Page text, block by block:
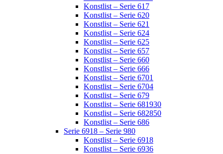
Konstlist – Serie 617
Konstlist – Serie 620
Konstlist – Serie 621
Konstlist – Serie 624
Konstlist – Serie 625
Konstlist – Serie 657
Konstlist – Serie 660
Konstlist – Serie 666
Konstlist – Serie 6701
Konstlist – Serie 6704
Konstlist – Serie 679
Konstlist – Serie 681930
Konstlist – Serie 682850
Konstlist – Serie 686
Serie 6918 – Serie 980
Konstlist – Serie 6918
Konstlist – Serie 6936